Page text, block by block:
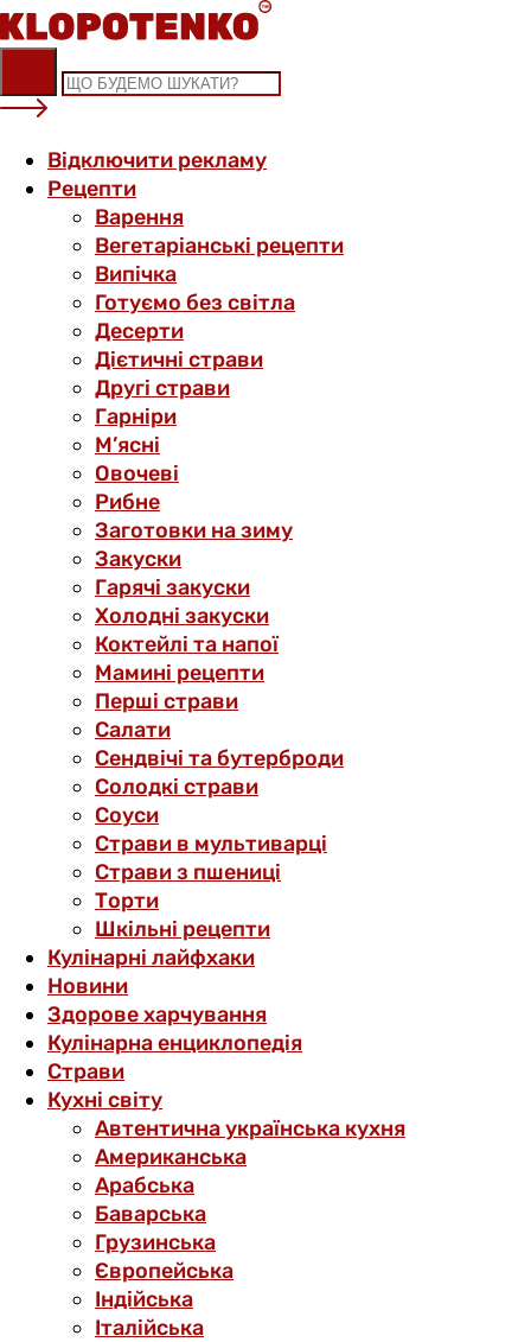
Skip
to
content
Відключити рекламу
Рецепти
Варення
Вегетаріанські рецепти
Випічка
Готуємо без світла
Десерти
Дієтичні страви
Другі страви
Гарніри
М’ясні
Овочеві
Рибне
Заготовки на зиму
Закуски
Гарячі закуски
Холодні закуски
Коктейлі та напої
Мамині рецепти
Перші страви
Салати
Сендвічі та бутерброди
Солодкі страви
Соуси
Страви в мультиварці
Страви з пшениці
Торти
Шкільні рецепти
Кулінарні лайфхаки
Новини
Здорове харчування
Кулінарна енциклопедія
Страви
Кухні світу
Автентична українська кухня
Американська
Арабська
Баварська
Грузинська
Європейська
Індійська
Італійська